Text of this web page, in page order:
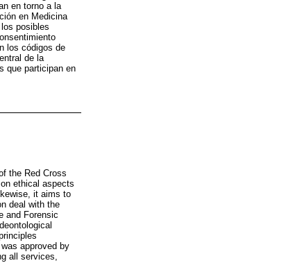
en torno a la
en Medicina
posibles
los códigos de
de la
que participan en
the Red Cross
ethical aspects
it aims to
deal with the
and Forensic
approved by
all services,